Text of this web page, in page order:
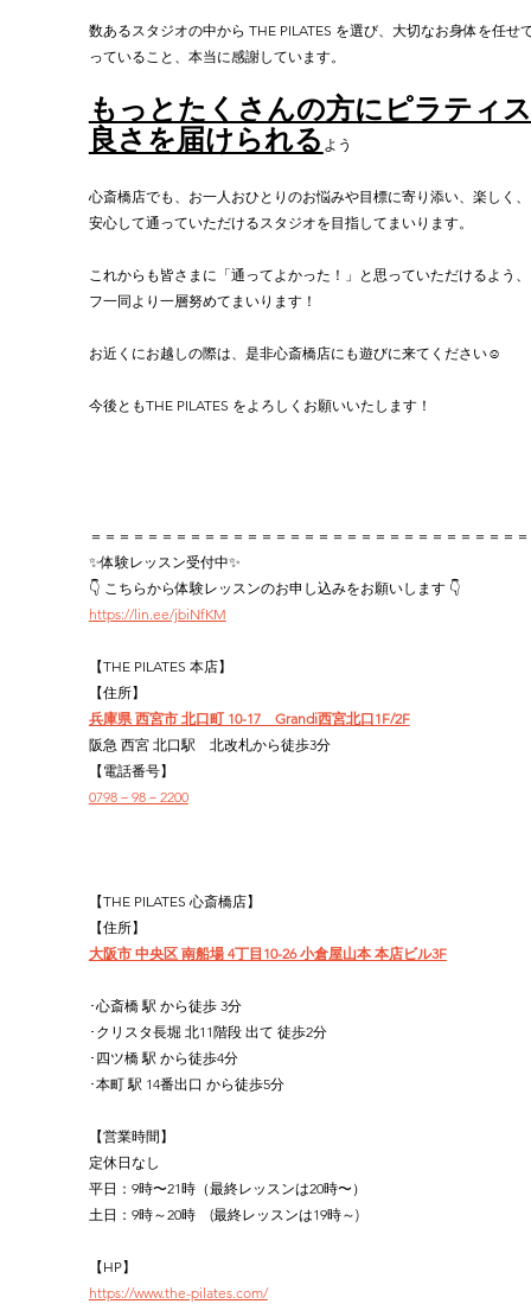
数あるスタジオの中から THE PILATES を選び、大切なお身体を任せ
っていること、本当に感謝しています。
もっとたくさんの方にピラティ
良さを届けられる よう
心斎橋店でも、お一人おひとりのお悩みや目標に寄り添い、楽しく
安心して通っていただけるスタジオを目指してまいります。
これからも皆さまに「通ってよかった！」と思っていただけるよう
フ一同より一層努めてまいります！
お近くにお越しの際は、是非心斎橋店にも遊びに来てください☺️
今後ともTHE PILATES をよろしくお願いいたします！
＝＝＝＝＝＝＝＝＝＝＝＝＝＝＝＝＝＝＝＝＝＝＝＝＝＝＝＝＝＝
✨体験レッスン受付中✨
👇 こちらから体験レッスンのお申し込みをお願いします 👇
https://lin.ee/jbiNfKM
【THE PILATES 本店】
【住所】
兵庫県 西宮市 北口町 10-17　Grandi西宮北口1F/2F
阪急 西宮 北口駅　北改札から徒歩3分
【電話番号】
0798－98－2200
【THE PILATES 心斎橋店】
【住所】
大阪市 中央区 南船場 4丁目10-26 小倉屋山本 本店ビル3F
･心斎橋 駅 から徒歩 3分
･クリスタ長堀 北11階段 出て 徒歩2分
･四ツ橋 駅 から徒歩4分
･本町 駅 14番出口 から徒歩5分
【営業時間】
定休日なし
平日：9時〜21時（最終レッスンは20時〜）
土日：9時～20時　(最終レッスンは19時～)
【HP】
https://www.the-pilates.com/